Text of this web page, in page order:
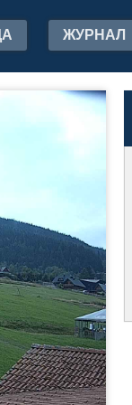
ЖУРНАЛ